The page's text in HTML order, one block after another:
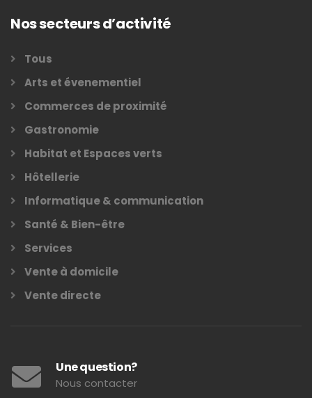
Nos secteurs d’activité
Tous
Arts et évenementiel
Commerces de proximité
Gastronomie
Habitat et Espaces verts
Hôtellerie
Informatique & communication
Santé & Bien-être
Services
Vente à domicile
Vente directe
Une question?
Nous contacter